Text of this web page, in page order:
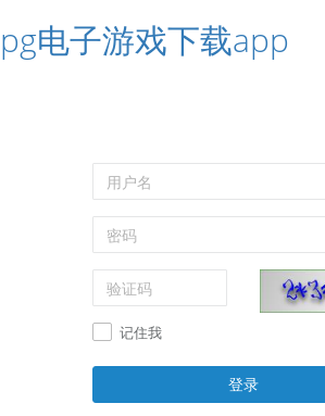
pg电子游戏下载app
记住我
登录